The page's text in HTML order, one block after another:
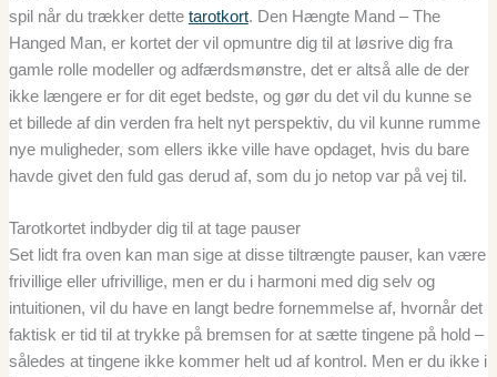
spil når du trækker dette tarotkort. Den Hængte Mand – The
Hanged Man, er kortet der vil opmuntre dig til at løsrive dig fra
gamle rolle modeller og adfærdsmønstre, det er altså alle de der
ikke længere er for dit eget bedste, og gør du det vil du kunne se
et billede af din verden fra helt nyt perspektiv, du vil kunne rumme
nye muligheder, som ellers ikke ville have opdaget, hvis du bare
havde givet den fuld gas derud af, som du jo netop var på vej til.
Tarotkortet indbyder dig til at tage pauser
Set lidt fra oven kan man sige at disse tiltrængte pauser, kan være
frivillige eller ufrivillige, men er du i harmoni med dig selv og
intuitionen, vil du have en langt bedre fornemmelse af, hvornår det
faktisk er tid til at trykke på bremsen for at sætte tingene på hold –
således at tingene ikke kommer helt ud af kontrol. Men er du ikke i